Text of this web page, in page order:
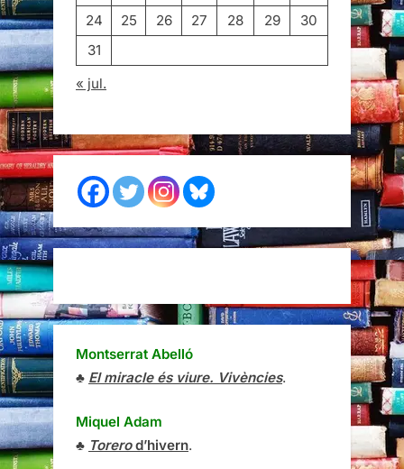
24
25 26 27 28 29
30
31
« jul.
Montserrat Abelló
♣ El miracle és viure. Vivències.
Miquel Adam
♣ Torerod’hivern.